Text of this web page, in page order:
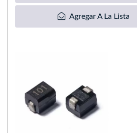
Agregar A La Lista